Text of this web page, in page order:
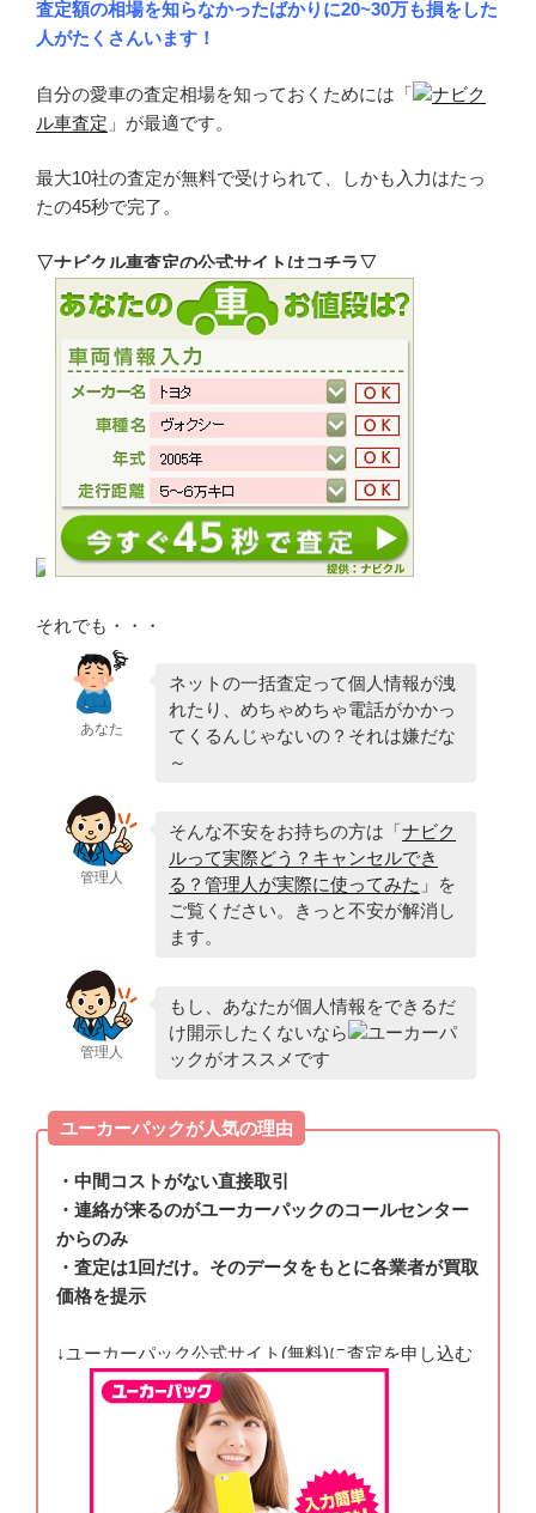
査定額の相場を知らなかったばかりに20~30万も損をした
人がたくさんいます！
自分の愛車の査定相場を知っておくためには「
ナビク
ル車査定 」が最適です。
最大10社の査定が無料で受けられて、しかも入力はたっ
たの45秒で完了。
▽ナビクル車査定の公式サイトはコチラ▽
それでも・・・
あなた
ネットの一括査定って個人情報が洩
れたり、めちゃめちゃ電話がかかっ
てくるんじゃないの？それは嫌だな
～
管理人
そんな不安をお持ちの方は「ナビク
ルって実際どう？キャンセルでき
る？管理人が実際に使ってみた 」を
ご覧ください。きっと不安が解消し
ます。
管理人
もし、あなたが個人情報をできるだ
け開示したくないなら
ユーカーパ
ックがオススメです
ユーカーパックが人気の理由
・中間コストがない直接取引
・連絡が来るのがユーカーパックのコールセンター
からのみ
・査定は1回だけ。そのデータをもとに各業者が買取
価格を提示
↓ユーカーパック公式サイト(無料)に査定を申し込む